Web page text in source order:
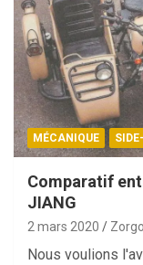
MÉCANIQUE
Comparatif
JIANG
2 mars 2020 Zorgol
Nous voulions